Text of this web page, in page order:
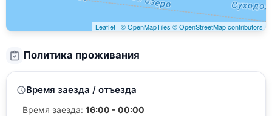
Leaflet | © OpenMapTiles © OpenStreetMap contributors
Политика проживания
Время заезда / отъезда
Время заезда: 16:00 - 00:00